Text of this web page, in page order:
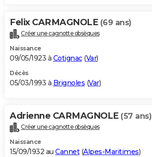
Felix CARMAGNOLE (69 ans)
Créer une cagnotte obsèques
Naissance
09/05/1923 à Cotignac(Var)
Décès
05/03/1993 à Brignoles (Var)
Adrienne CARMAGNOLE (57 ans)
Créer une cagnotte obsèques
Naissance
15/09/1932 au Cannet(Alpes-Maritimes)